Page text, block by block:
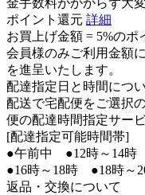
金手数料がかからず大
ポイント還元 詳細
お買上げ金額 = 5%のポ
会員様のみご利用金額
を進呈いたします。
配達指定日と時間につ
配送で宅配便をご選択
便の配達時間指定サー
[配達指定可能時間帯]
●午前中 ●12時～14時
●16時～18時 ●18時～
返品・交換について